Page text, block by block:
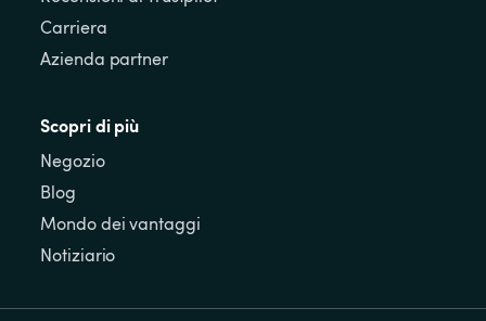
Carriera
Azienda partner
Scopri di più
Negozio
Blog
Mondo dei vantaggi
Notiziario